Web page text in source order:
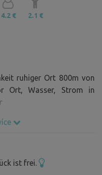
4.2 € 2.1 €
ruhiger Ort 800m von
Ort, Wasser, Strom in
ist frei.